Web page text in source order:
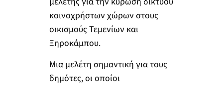
κοινοχρήστων χώρων στους
οικισμούς Τεμενίων και
Ξηροκάμπου.
Μια μελέτη σημαντική για τους
δημότες, οι οποίοι